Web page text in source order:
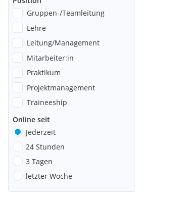
Gruppen-/Teamleitung
Lehre
Leitung/Management
Mitarbeiter:in
Praktikum
Projektmanagement
Traineeship
Online seit
Jederzeit
24 Stunden
3 Tagen
letzter Woche